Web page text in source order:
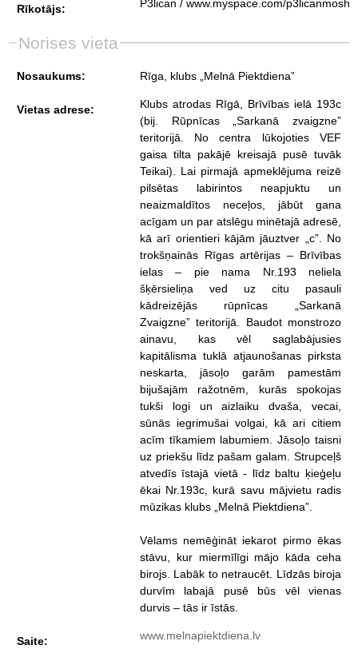
Rīkotājs: P3lican / www.myspace.com/p3licanmosh
Norises vieta
Nosaukums: Rīga, klubs „Melnā Piektdiena”
Vietas adrese:
Klubs atrodas Rīgā, Brīvības ielā 193c
(bij. Rūpnīcas „Sarkanā zvaigzne”
teritorijā. No centra lūkojoties VEF
gaisa tilta pakājē kreisajā pusē tuvāk
Teikai). Lai pirmajā apmeklējuma reizē
pilsētas labirintos neapjuktu un
neaizmaldītos neceļos, jābūt gana
acīgam un par atslēgu minētajā adresē,
kā arī orientieri kājām jāuztver „c”. No
trokšņainās Rīgas artērijas – Brīvības
ielas – pie nama Nr.193 neliela
šķērsieliņa ved uz citu pasauli
kādreizējās rūpnīcas „Sarkanā
Zvaigzne” teritorijā. Baudot monstrozo
ainavu, kas vēl saglabājusies
kapitālisma tuklā atjaunošanas pirksta
neskarta, jāsoļo garām pamestām
bijušajām ražotnēm, kurās spokojas
tukši logi un aizlaiku dvaša, vecai,
sūnās iegrimušai volgai, kā ari citiem
acīm tīkamiem labumiem. Jāsoļo taisni
uz priekšu līdz pašam galam. Strupceļš
atvedīs īstajā vietā - līdz baltu ķieģeļu
ēkai Nr.193c, kurā savu mājvietu radis
mūzikas klubs „Melnā Piektdiena”.
Vēlams nemēģināt iekarot pirmo ēkas
stāvu, kur miermīlīgi mājo kāda ceha
birojs. Labāk to netraucēt. Līdzās biroja
durvīm labajā pusē būs vēl vienas
durvis – tās ir īstās.
Saite: www.melnapiektdiena.lv